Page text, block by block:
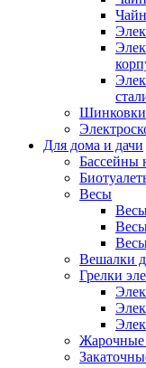
Шинковки
Для дома и дачи
Бассейны
Весы
Вешалки
Грелки